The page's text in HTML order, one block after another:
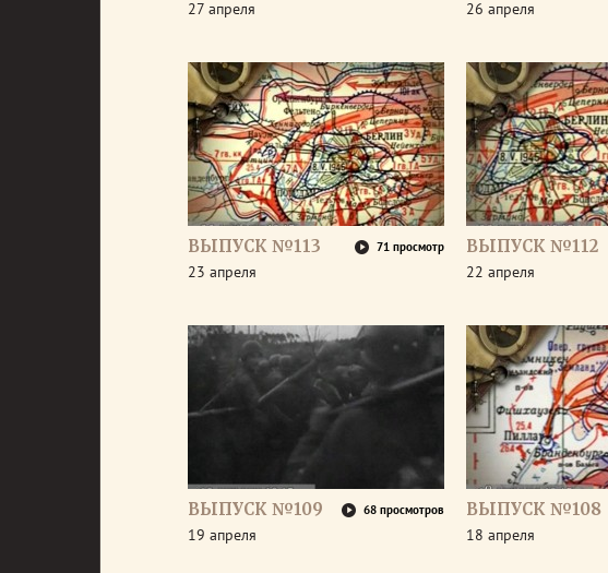
27 апреля 26 апреля
ВЫПУСК №113 71 просмотр
23 апреля
ВЫПУСК №112
22 апреля
ВЫПУСК №109 68 просмотров
19 апреля
ВЫПУСК №108
18 апреля